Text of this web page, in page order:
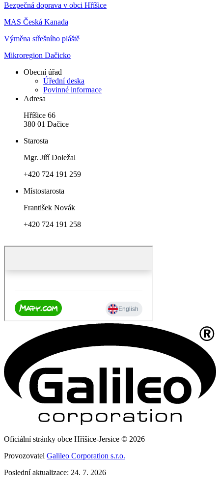
Bezpečná doprava v obci Hříšice
MAS Česká Kanada
Výměna střešního pláště
Mikroregion Dačicko
Obecní úřad
Úřední deska
Povinné informace
Adresa
Hříšice 66
380 01 Dačice
Starosta
Mgr. Jiří Doležal
+420 724 191 259
Místostarosta
František Novák
+420 724 191 258
Oficiální stránky obce Hříšice-Jersice © 2026
Provozovatel Galileo Corporation s.r.o.
Poslední aktualizace: 24. 7. 2026